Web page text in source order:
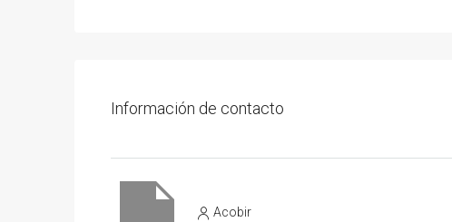
Información de contacto
Acobir